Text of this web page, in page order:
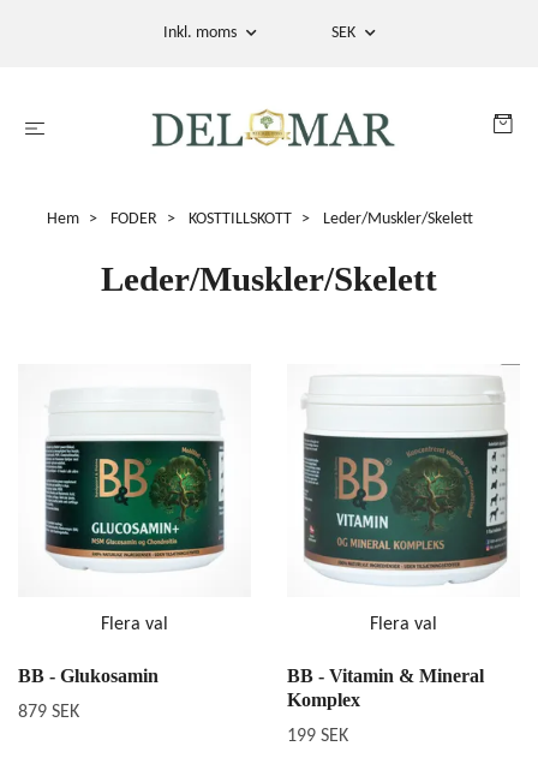
Inkl. moms SEK
Hem FODER KOSTTILLSKOTT Leder/Muskler/Skelett
Leder/Muskler/Skelett
Flera val
BB - Glukosamin
879 SEK
Flera val
BB - Vitamin & Mineral
Komplex
199 SEK